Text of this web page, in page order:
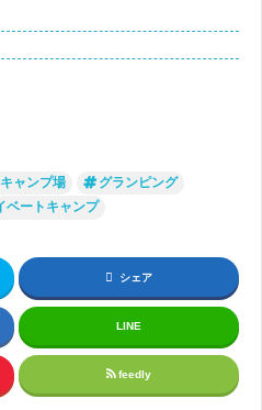
キャンプ場
グランピング
ベートキャンプ
シェア
LINE
feedly